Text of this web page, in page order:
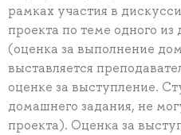
рамках участия в
проекта по теме одного
(оценка за выполнение
выставляется
оценке за выступление.
домашнего задания, не
проекта). Оценка за